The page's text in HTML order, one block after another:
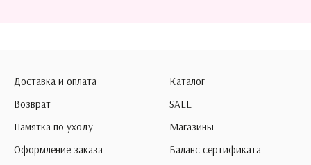
Доставка и оплата
Возврат
Памятка по уходу
Оформление заказа
Каталог
SALE
Магазины
Баланс сертификата